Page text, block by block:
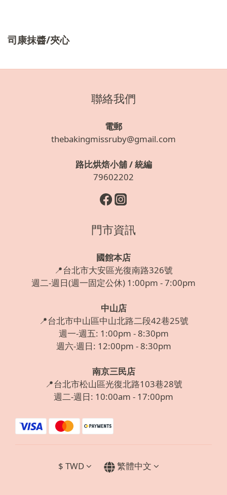
司康抹醬/夾心
聯絡我們
電郵
thebakingmissruby@gmail.com
路比烘焙小舖 / 統編
79602202
門市資訊
國館本店
📍台北市大安區光復南路326號
週二-週日(週一固定公休) 1:00pm - 7:00pm
中山店
📍台北市中山區中山北路二段42巷25號
週一-週五: 1:00pm - 8:30pm
週六-週日: 12:00pm - 8:30pm
南京三民店
📍台北市松山區光復北路103巷28號
週二-週日: 10:00am - 17:00pm
$ TWD 繁體中文